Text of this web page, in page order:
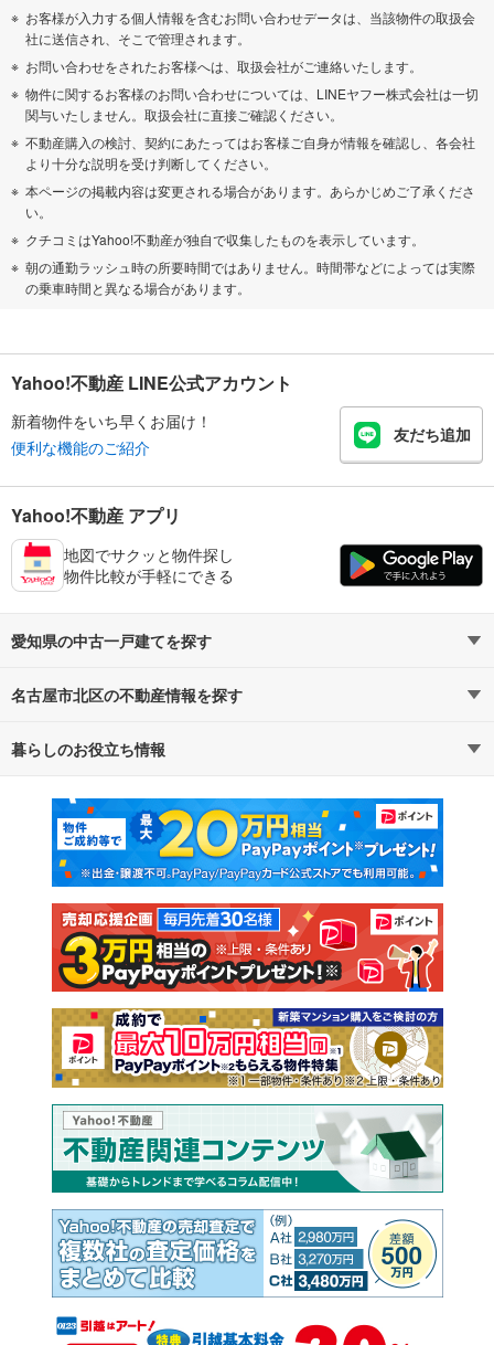
お客様が入力する個人情報を含むお問い合わせデータは、当該物件の取扱会
社に送信され、そこで管理されます。
お問い合わせをされたお客様へは、取扱会社がご連絡いたします。
物件に関するお客様のお問い合わせについては、LINEヤフー株式会社は一切
関与いたしません。取扱会社に直接ご確認ください。
不動産購入の検討、契約にあたってはお客様ご自身が情報を確認し、各会社
より十分な説明を受け判断してください。
本ページの掲載内容は変更される場合があります。あらかじめご了承くださ
い。
クチコミはYahoo!不動産が独自で収集したものを表示しています。
朝の通勤ラッシュ時の所要時間ではありません。時間帯などによっては実際
の乗車時間と異なる場合があります。
Yahoo!不動産 LINE公式アカウント
新着物件をいち早くお届け！
便利な機能のご紹介
友だち追加
Yahoo!不動産 アプリ
地図でサクッと物件探し
物件比較が手軽にできる
愛知県の中古一戸建てを探す
路線・駅から探す
通勤・通学時間から探す
名古屋市北区の不動産情報を探す
不動産・住宅
新築マンション 中古マンション
新築一戸建て 中古一戸建て
注文住宅 土地
売却査定
暮らしのお役立ち情報
マンションカタログ 教えて！住まいの先生